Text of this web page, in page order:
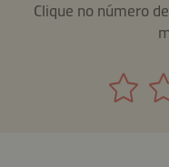
Clique no número